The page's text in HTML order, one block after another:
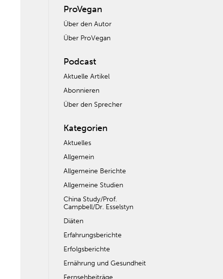
ProVegan
Über den Autor
Über ProVegan
Podcast
Aktuelle Artikel
Abonnieren
Über den Sprecher
Kategorien
Aktuelles
Allgemein
Allgemeine Berichte
Allgemeine Studien
China Study/Prof.
Campbell/Dr. Esselstyn
Diäten
Erfahrungsberichte
Erfolgsberichte
Ernährung und Gesundheit
Fernsehbeiträge